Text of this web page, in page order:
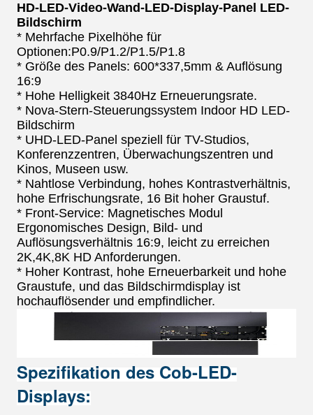
HD-LED-Video-Wand-LED-Display-Panel LED-
Bildschirm
* Mehrfache Pixelhöhe für
Optionen:P0.9/P1.2/P1.5/P1.8
* Größe des Panels: 600*337,5mm & Auflösung
16:9
* Hohe Helligkeit 3840Hz Erneuerungsrate.
* Nova-Stern-Steuerungssystem Indoor HD LED-
Bildschirm
* UHD-LED-Panel speziell für TV-Studios,
Konferenzzentren, Überwachungszentren und
Kinos, Museen usw.
* Nahtlose Verbindung, hohes Kontrastverhältnis,
hohe Erfrischungsrate, 16 Bit hoher Graustuf.
* Front-Service: Magnetisches Modul
Ergonomisches Design, Bild- und
Auflösungsverhältnis 16:9, leicht zu erreichen
2K,4K,8K HD Anforderungen.
* Hoher Kontrast, hohe Erneuerbarkeit und hohe
Graustufe, und das Bildschirmdisplay ist
hochauflösender und empfindlicher.
Spezifikation des Cob-LED-
Displays: